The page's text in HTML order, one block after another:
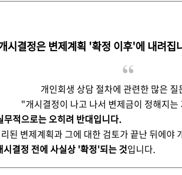
시결정은 변제계획 '확정 이후'에 내려집
개인회생 상담 절차에 관련한 많은 질
"개시결정이 나고 나서 변제금이 정해지는
무적으로는 오히려 반대입니다.
된 변제계획과 그에 대한 검토가 끝난 뒤에야
시결정 전에 사실상 '확정'되는 것입니다.